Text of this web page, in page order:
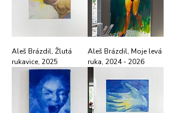
Aleš Brázdil, Žlutá
rukavice, 2025
Aleš Brázdil, Moje levá
ruka, 2024 - 2026